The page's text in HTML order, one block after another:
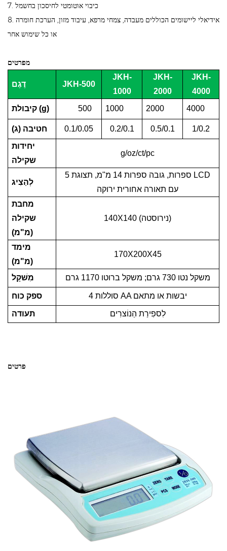
7. כיבוי אוטומטי לחיסכון בחשמל
8. אידיאלי ליישומים הכוללים מעבדה, צמחי מרפא, עיבוד מזון, הערכת חומרה
או כל שימוש אחר
מפרטים
דֶגֶם JKH-500
JKH-
1000
JKH-
2000
JKH-
4000
קיבולת (g)
500 1000 2000 4000
חטיבה (ג) 0.1/0.05 0.2/0.1 0.5/0.1
1/0.2
יחידות
שקילה
g/oz/ct/pc
לְהַצִיג
5 ספרות, גובה ספרות 14 מ"מ, תצוגת LCD
עם תאורה אחורית ירוקה
מחבת
שקילה
(מ"מ)
140X140 (נירוסטה)
מימד
(מ"מ)
170X200X45
מִשׁקָל משקל נטו 730 גרם; משקל ברוטו 1170 גרם
ספק כוח 4 סוללות AA יבשות או מתאם
תעודה לִספִירַת הַנוֹצרִים
פרטים